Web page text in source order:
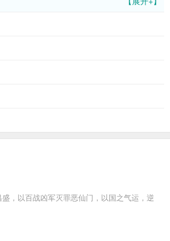
，以百战凶军灭罪恶仙门，以国之气运，逆